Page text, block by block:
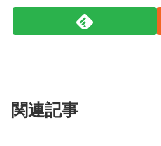
関連記事